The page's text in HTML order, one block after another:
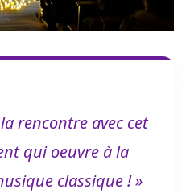
rencontre avec cet
qui oeuvre à la
classique ! »